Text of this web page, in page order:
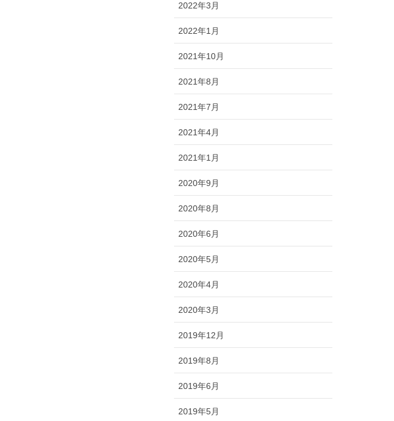
2022年3月
2022年1月
2021年10月
2021年8月
2021年7月
2021年4月
2021年1月
2020年9月
2020年8月
2020年6月
2020年5月
2020年4月
2020年3月
2019年12月
2019年8月
2019年6月
2019年5月